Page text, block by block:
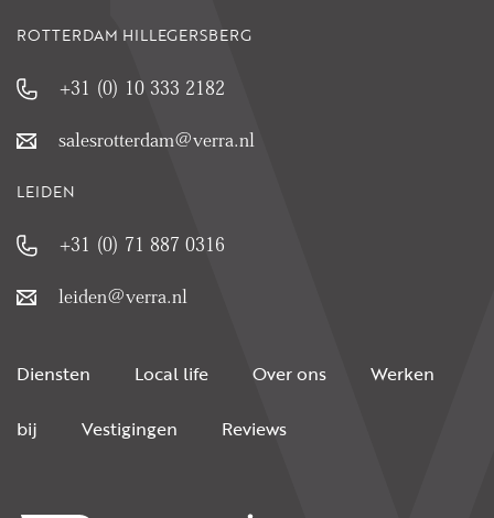
ROTTERDAM HILLEGERSBERG
+31 (0) 10 333 2182
salesrotterdam@verra.nl
LEIDEN
+31 (0) 71 887 0316
leiden@verra.nl
Diensten Local life Over ons Werken
bij Vestigingen Reviews